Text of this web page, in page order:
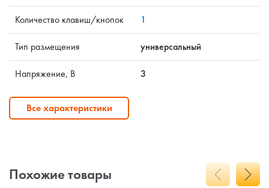
Количество клавиш/кнопок 1
Тип размещения универсальный
Напряжение, В 3
Все характеристики
Похожие товары